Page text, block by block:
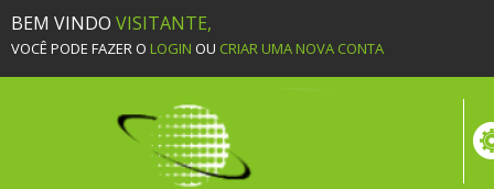
BEM VINDO VISITANTE,
VOCÊ PODE FAZER O LOGIN OU CRIAR UMA NOVA CONTA